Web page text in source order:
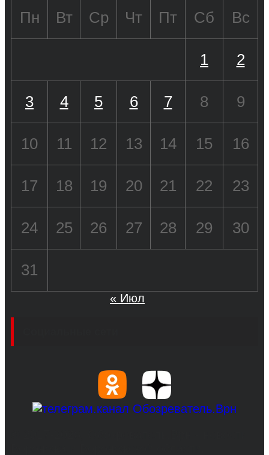
Пн Вт Ср Чт Пт Сб Вс
1 2
3 4 5 6 7 8 9
10 11 12 13 14 15 16
17 18 19 20 21 22 23
24 25 26 27 28 29 30
31
« Июл